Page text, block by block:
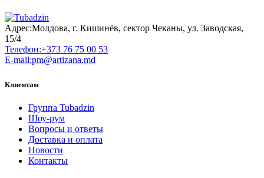
Адрес:Молдова, г. Кишинёв, сектор Чеканы, ул. Заводская,
15/4
Телефон:+373 76 75 00 53
E-mail:pm@artizana.md
Клиентам
Группа Tubadzin
Шоу-рум
Вопросы и ответы
Доставка и оплата
Новости
Контакты